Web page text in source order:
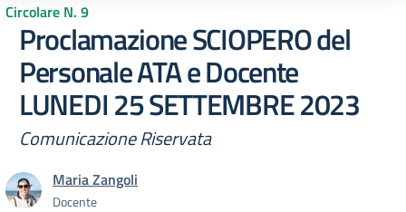
Circolare N. 9
Proclamazione SCIOPERO del
Personale ATA e Docente
LUNEDI 25 SETTEMBRE 2023
Comunicazione Riservata
Maria Zangoli
Docente